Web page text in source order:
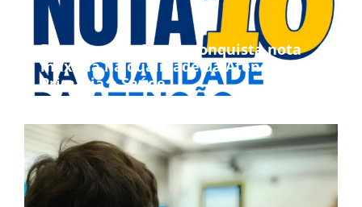
Bom Jesus da Penha conquista nota
máxima na qualidade da Atenção
Primária à Saúde